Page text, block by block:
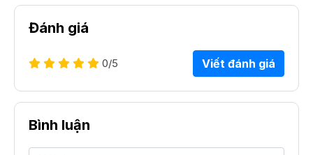
Đánh giá
0/5 Viết đánh giá
Bình luận